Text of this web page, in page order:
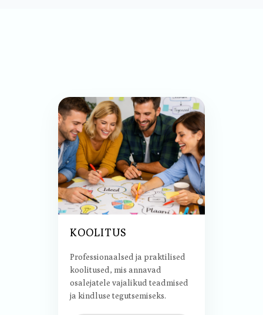
KOOLITUS
Professionaalsed ja praktilised
koolitused, mis annavad
osalejatele vajalikud teadmised
ja kindluse tegutsemiseks.